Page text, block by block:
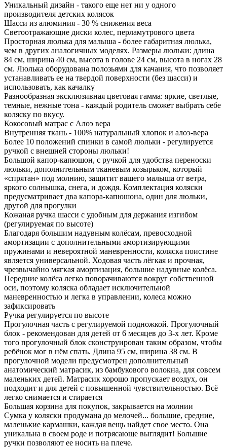
Уникальный дизайн - такого еще нет ни у одного
производителя детских колясок
Шасси из алюминия - 30 % снижения веса
Светоотражающие диски колес, перламутрового цвета
Просторная люлька для малыша - более габаритная люлька,
чем в других аналогичных моделях. Размеры люльки: длина
84 см, ширина 40 см, высота в голове 24 см, высота в ногах 28
см. Люлька оборудована полозьями для качания, что позволяет
устанавливать ее на твердой поверхности (без шасси) и
использовать, как качалку
Разнообразная эксклюзивная цветовая гамма: яркие, светлые,
темные, нежные тона - каждый родитель сможет выбрать себе
коляску по вкусу.
Кокосовый матрас с Алоэ вера
Внутренняя ткань - 100% натуральный хлопок и алоэ-вера
Более 10 положений спинки в самой люльки - регулируется
ручкой с внешней стороны люльки!
Большой капор-капюшон, с ручкой для удобства переноски
люльки, дополнительным тканевым козырьком, который
«спрятан» под молнию, защитит вашего малыша от ветра,
яркого солнышка, снега, и дождя. Комплектация коляски
предусматривает два капора-капюшона, один для люльки,
другой для прогулки
Кожаная ручка шасси с удобным для держания изгибом
(регулируемая по высоте)
Благодаря большим надувным колёсам, превосходной
амортизации с дополнительными амортизирующими
пружинами и невероятной маневренности, коляска поистине
является универсальной. Ходовая часть лёгкая и прочная,
чрезвычайно мягкая амортизация, большие надувные колёса.
Передние колёса легко поворачиваются вокруг собственной
оси, поэтому коляска обладает исключительной
маневренностью и легка в управлении, колеса можно
зафиксировать
Ручка регулируется по высоте
Прогулочная часть с регулируемой подножкой. Прогулочный
блок - рекомендован для детей от 6 месяцев до 3-х лет. Кроме
того прогулочный блок сконструирован таким образом, чтобы
ребёнок мог в нём спать. Длина 95 см, ширина 38 см. В
прогулочной модели предусмотрен дополнительный
анатомический матрасик, из бамбукового волокна, для совсем
маленьких детей. Матрасик хорошо пропускает воздух, он
подходит и для детей с повышенной чувствительностью. Всё
легко снимается и стирается
Большая корзина для покупок, закрывается на молнии
Сумка у коляски продумана до мелочей... большие, средние,
маленькие кармашки, каждая вещь найдет свое место. Она
уникальна в своем роде и потрясающе выглядит! Большие
ручки позволяют ее носить на плече.